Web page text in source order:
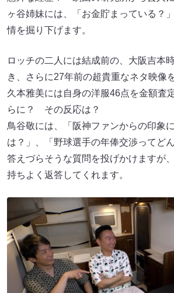
ヶ谷姉妹には、「お金貯まっている？
情を掘り下げます。
ロッチの二人には結成前の、大阪吉本
き、さらに27年前の超貴重なネタ映像
久本雅美には自身の洋服46点を金額査
らに？ その反応は？
鳥谷敬には、「阪神ファンからの印象
は？」、「野球選手の年俸交渉ってど
答えづらそうな質問を投げかけますが
持ちよく返答してくれます。